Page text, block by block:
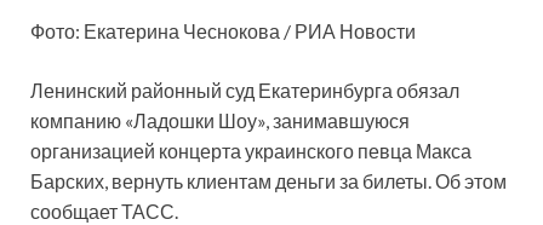
Фото: Екатерина Чеснокова / РИА Новости
Ленинский районный суд Екатеринбурга обязал
компанию «Ладошки Шоу», занимавшуюся
организацией концерта украинского певца Макса
Барских, вернуть клиентам деньги за билеты. Об этом
сообщает ТАСС.